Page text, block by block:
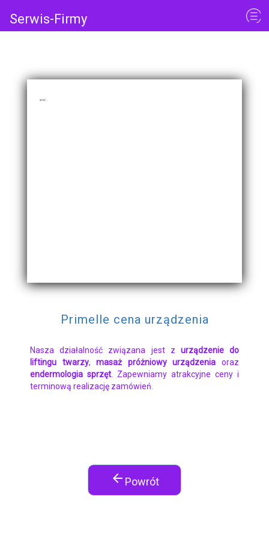
Serwis-Firmy
Primelle cena urządzenia
Nasza działalność związana jest z urządzenie do
liftingu twarzy,masaż próżniowy urządzenia oraz
endermologia sprzęt . Zapewniamy atrakcyjne ceny i
terminową realizację zamówień.
arrow_back Powrót